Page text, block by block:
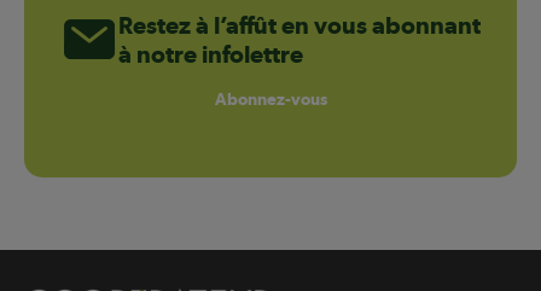
Restez à l’affût en vous abonnant
à notre infolettre
Abonnez-vous